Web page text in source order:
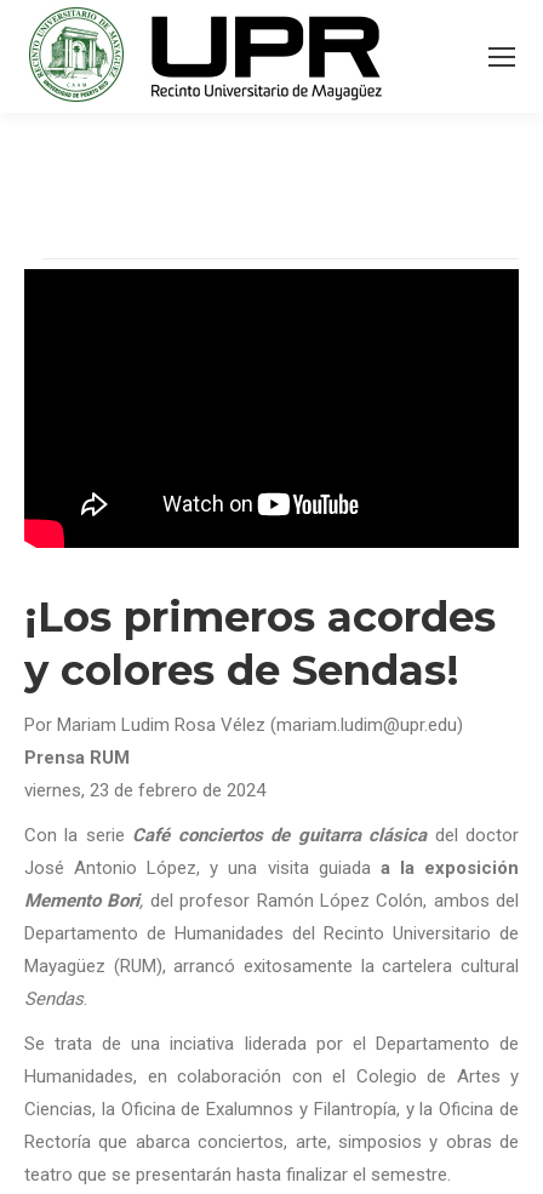
¡Los primeros acordes
y colores de Sendas!
Por Mariam Ludim Rosa Vélez (mariam.ludim@upr.edu)
Prensa RUM
viernes, 23 de febrero de 2024
Con la serie Café conciertos de guitarra clásicadel doctor
José Antonio López, y una visita guiada a la exposición
Memento Bori, del profesor Ramón López Colón, ambos del
Departamento de Humanidades del Recinto Universitario de
Mayagüez (RUM), arrancó exitosamente la cartelera cultural
Sendas.
Se trata de una inciativa liderada por el Departamento de
Humanidades, en colaboración con el Colegio de Artes y
Ciencias, la Oficina de Exalumnos y Filantropía, y la Oficina de
Rectoría que abarca conciertos, arte, simposios y obras de
teatro que se presentarán hasta finalizar el semestre.